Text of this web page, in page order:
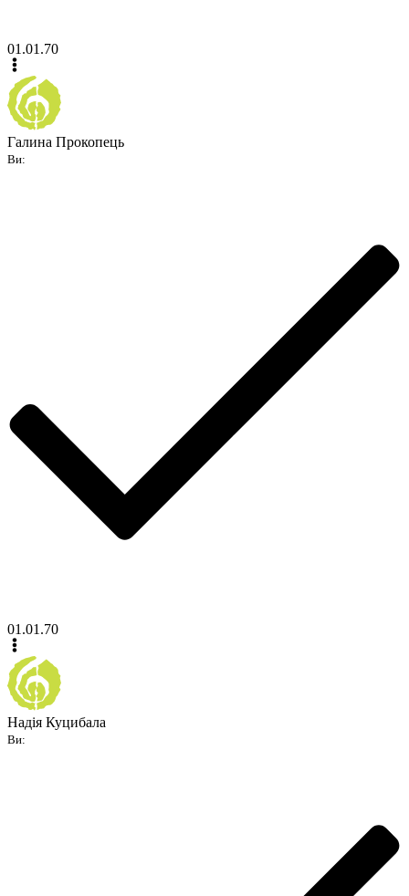
01.01.70
Галина Прокопець
Ви:
01.01.70
Надія Куцибала
Ви: